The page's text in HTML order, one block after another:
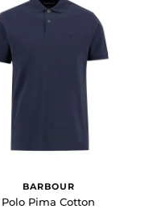
BARBOUR
Polo Pima Cotton